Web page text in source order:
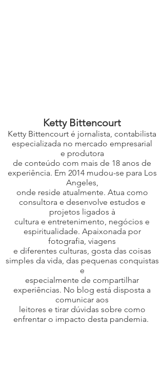
Ketty Bittencourt
Ketty Bittencourt é jornalista, contabilista
especializada no mercado empresarial
e produtora
de conteúdo com mais de 18 anos de
experiência. Em 2014 mudou-se para Los
Angeles,
onde reside atualmente. Atua como
consultora e desenvolve estudos e
projetos ligados à
cultura e entretenimento, negócios e
espiritualidade. Apaixonada por
fotografia, viagens
e diferentes culturas, gosta das coisas
simples da vida, das pequenas conquistas
e
especialmente de compartilhar
experiências. No blog está disposta a
comunicar aos
leitores e tirar dúvidas sobre como
enfrentar o impacto desta pandemia.